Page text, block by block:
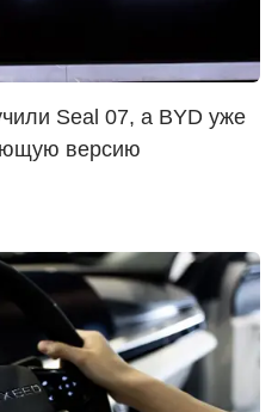
Seal 07, а BYD уже
версию